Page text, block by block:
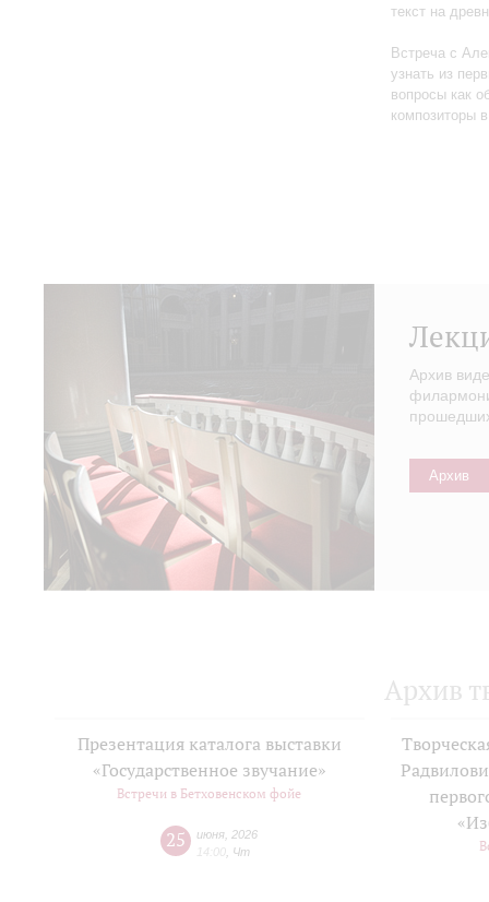
текст на
Встреча с
узнать из
вопросы как
композиторы
Архив
Архив
Архив
Презентация каталога выставки
«Государственное звучание»
Встречи в Бетховенском фойе
25 июня 2026
14:00 Чт